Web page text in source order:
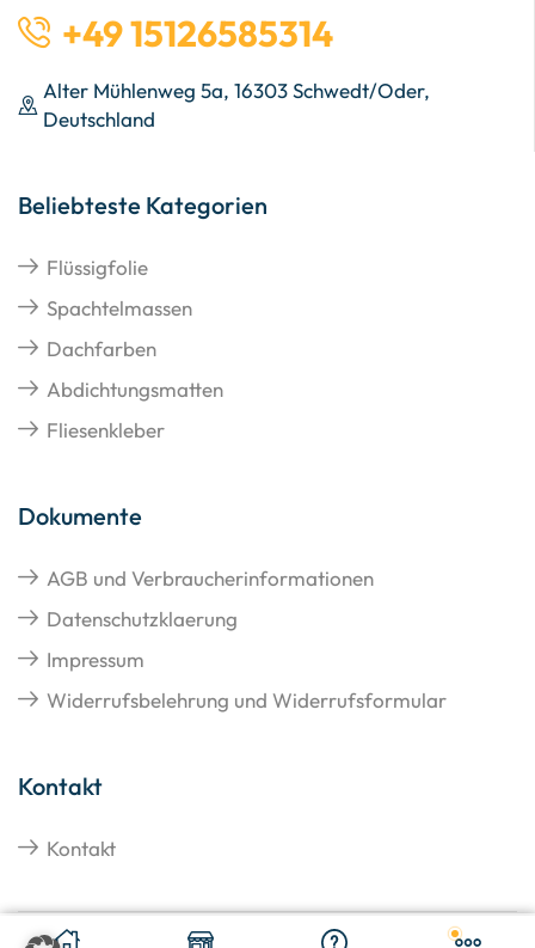
+49 15126585314
Alter Mühlenweg 5a, 16303 Schwedt/Oder,
Deutschland
Beliebteste Kategorien
Flüssigfolie
Spachtelmassen
Dachfarben
Abdichtungsmatten
Fliesenkleber
Dokumente
AGB und Verbraucherinformationen
Datenschutzklaerung
Impressum
Widerrufsbelehrung und Widerrufsformular
Kontakt
Kontakt